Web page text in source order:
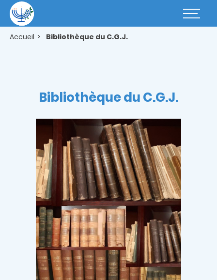
contenu
principal
Basculer
Accueil Bibliothèque du C.G.J.
Bibliothèque du C.G.J.